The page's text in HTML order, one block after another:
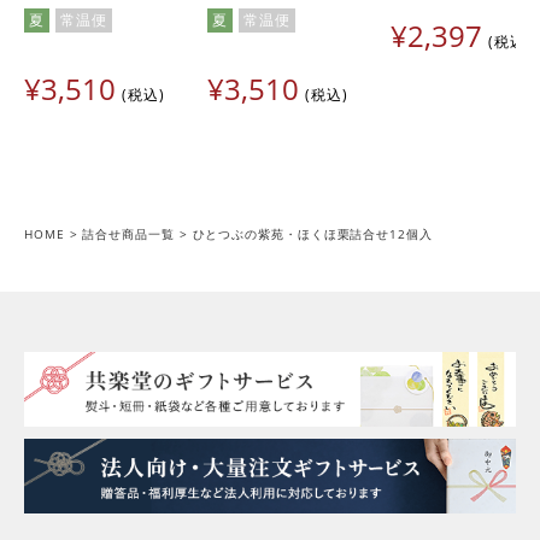
夏 常温便
¥3,510 税込
夏 常温便
¥3,510 税込
¥2,397 税込
HOME 詰合せ商品一覧 ひとつぶの紫苑・ほくほ栗詰合せ12個入